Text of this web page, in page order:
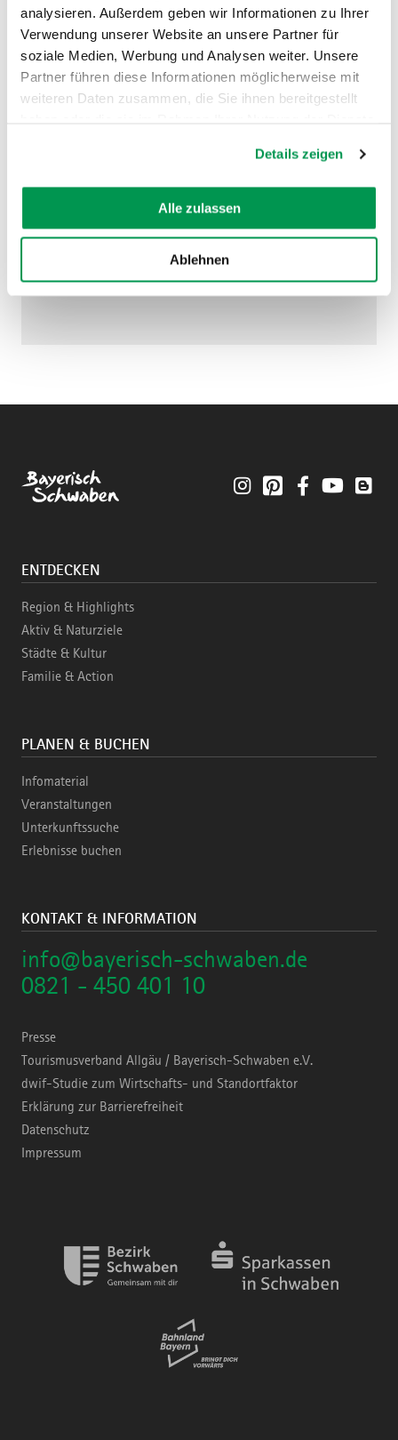
analysieren. Außerdem geben wir Informationen zu Ihrer
Verwendung unserer Website an unsere Partner für
soziale Medien, Werbung und Analysen weiter. Unsere
Partner führen diese Informationen möglicherweise mit
weiteren Daten zusammen, die Sie ihnen bereitgestellt
Details zeigen
Alle zulassen
Ablehnen
InstagramPinterestFacebookYouTube
ENTDECKEN
Region & Highlights
Aktiv & Naturziele
Städte & Kultur
Familie & Action
PLANEN & BUCHEN
Infomaterial
Veranstaltungen
Unterkunftssuche
Erlebnisse buchen
KONTAKT & INFORMATION
info@bayerisch-schwaben.de
0821 - 450 401 10
Presse
Tourismusverband Allgäu / Bayerisch-Schwaben e.V.
dwif-Studie zum Wirtschafts- und Standortfaktor
Erklärung zur Barrierefreiheit
Datenschutz
Impressum